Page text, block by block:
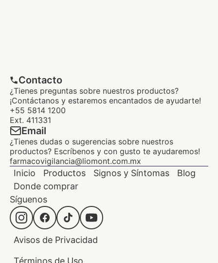
Contacto
¿Tienes preguntas sobre nuestros productos?
¡Contáctanos y estaremos encantados de ayudarte!
+55 5814 1200
Ext. 411331
Email
¿Tienes dudas o sugerencias sobre nuestros
productos? Escríbenos y con gusto te ayudaremos!
farmacovigilancia@liomont.com.mx
Inicio Productos Signos y Síntomas
Blog
Donde comprar
Síguenos
Avisos de Privacidad
Términos de Uso